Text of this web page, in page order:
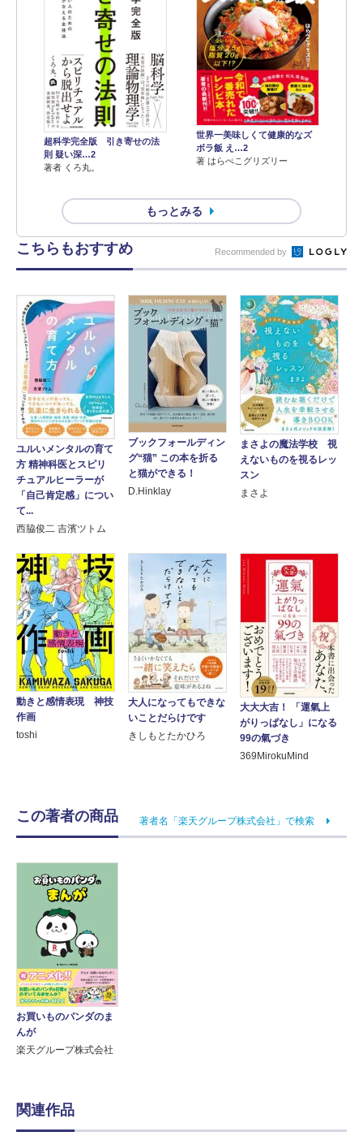
超科学完全版 引き寄せの法
則 疑い深…2
著者 くろ丸。
世界一美味しくて健康的なズ
ボラ飯 え…2
著 はらぺこグリズリー
もっとみる
こちらもおすすめ Recommended by
ユルいメンタルの育て
方 精神科医とスピリ
チュアルヒーラーが
「自己肯定感」につい
て...
西脇俊二 吉濱ツトム
ブックフォールディン
グ“猫” この本を折る
と猫ができる！
D.Hinklay
まさよの魔法学校 視
えないものを視るレッ
スン
まさよ
動きと感情表現 神技
作画
toshi
大人になってもできな
いことだらけです
きしもとたかひろ
大大大吉！ 「運氣上
がりっぱなし」になる
99の氣づき
369MirokuMind
この著者の商品 著者名「楽天グループ株式会社」で検索
お買いものパンダのま
んが
楽天グループ株式会社
関連作品